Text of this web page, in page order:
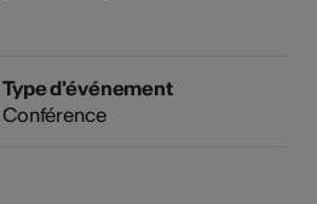
Type d'événement
Conférence